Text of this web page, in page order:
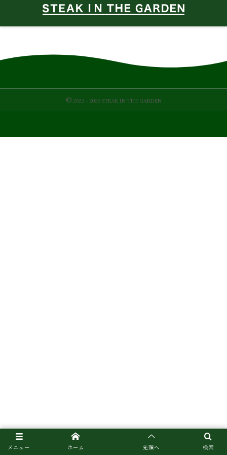
©2022 - 2026 STEAK IN THE GARDEN
メニュー 検索
ホーム 先頭へ